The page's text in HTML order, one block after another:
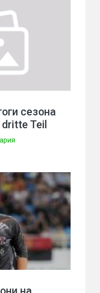
сезона
Teil